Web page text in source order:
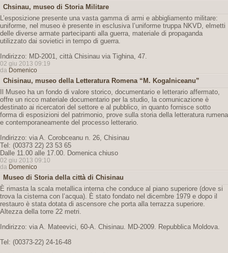
Chsinau, museo di Storia Militare
L’esposizione presente una vasta gamma di armi e abbigliamento militare:
uniforme, nel museo è presente in esclusiva l’uniforme truppa NKVD, elmetti
delle diverse armate partecipanti alla guerra, materiale di propaganda
utilizzato dai sovietici in tempo di guerra.
Indirizzo: MD-2001, città Chisinau via Tighina, 47.
02 giu 2013 09:19
da Domenico
Chisinau, museo della Letteratura Romena “M. Kogalniceanu”
Il Museo ha un fondo di valore storico, documentario e letterario affermato,
offre un ricco materiale documentario per la studio, la comunicazione è
destinato ai ricercatori del settore e al pubblico, in quanto fornisce sotto
forma di esposizioni del patrimonio, prove sulla storia della letteratura rumena
e contemporaneamente del processo letterario.
Indirizzo: via A. Corobceanu n. 26, Chisinau
Tel: (00373 22) 23 53 65
Dalle 11.00 alle 17.00. Domenica chiuso
02 giu 2013 09:10
da Domenico
Museo di Storia della città di Chisinau
È rimasta la scala metallica interna che conduce al piano superiore (dove si
trova la cisterna con l’acqua). È stato fondato nel dicembre 1979 e dopo il
restauro è stata dotata di ascensore che porta alla terrazza superiore.
Altezza della torre 22 metri.
Indirizzo: via A. Mateevici, 60-A. Chisinau. MD-2009. Repubblica Moldova.
Tel: (00373-22) 24-16-48